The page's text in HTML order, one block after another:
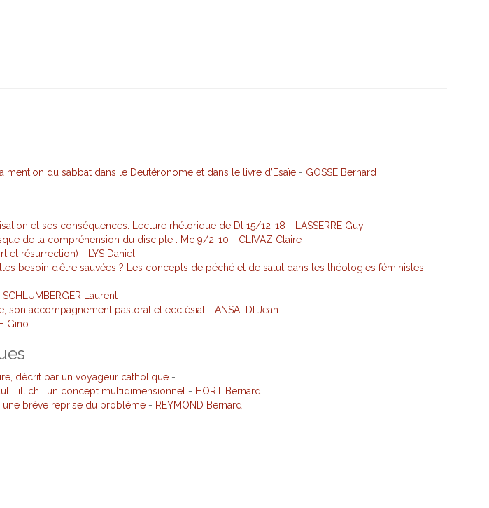
mention du sabbat dans le Deutéronome et dans le livre d’Esaïe- GOSSE Bernard
et ses conséquences. Lecture rhétorique de Dt 15/12-18 -
LASSERRE Guy
de la compréhension du disciple : Mc 9/2-10 - CLIVAZ Claire
et résurrection) -
LYS Daniel
besoin d’être sauvées ? Les concepts de péché et de salut dans les théologies féministes -
SCHLUMBERGER Laurent
son accompagnement pastoral et ecclésial
- ANSALDI Jean
Gino
décrit par un voyageur catholique-
Tillich : un concept multidimensionnel - HORT Bernard
une brève reprise du problème- REYMOND Bernard